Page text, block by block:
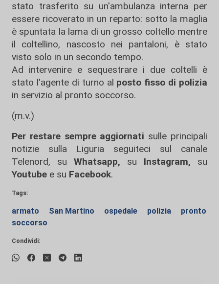
stato trasferito su un'ambulanza interna per
essere ricoverato in un reparto: sotto la maglia
è spuntata la lama di un grosso coltello mentre
il coltellino, nascosto nei pantaloni, è stato
visto solo in un secondo tempo.
Ad intervenire e sequestrare i due coltelli è
stato l'agente di turno al posto fisso di polizia
in servizio al pronto soccorso.
(m.v.)
Per restare sempre aggiornati sulle principali
notizie sulla Liguria seguiteci sul canale
Telenord, su
Whatsapp, su Instagram, su
Youtube e su Facebook.
Tags:
armato San Martino ospedale polizia
pronto
soccorso
Condividi: